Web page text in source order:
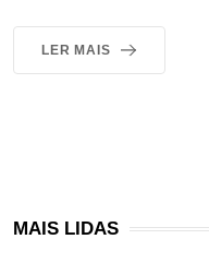
LER MAIS
MAIS LIDAS